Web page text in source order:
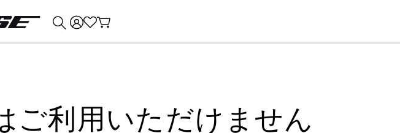
ご利用いただけません